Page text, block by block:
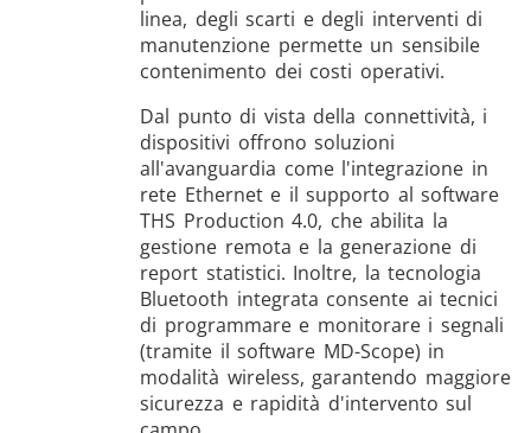
linea, degli scarti e degli interventi di
manutenzione permette un sensibile
contenimento dei costi operativi.
Dal punto di vista della connettività, i
dispositivi offrono soluzioni
all'avanguardia come l'integrazione in
rete Ethernet e il supporto al software
THS Production 4.0, che abilita la
gestione remota e la generazione di
report statistici. Inoltre, la tecnologia
Bluetooth integrata consente ai tecnici
di programmare e monitorare i segnali
(tramite il software MD-Scope) in
modalità wireless, garantendo maggiore
sicurezza e rapidità d'intervento sul